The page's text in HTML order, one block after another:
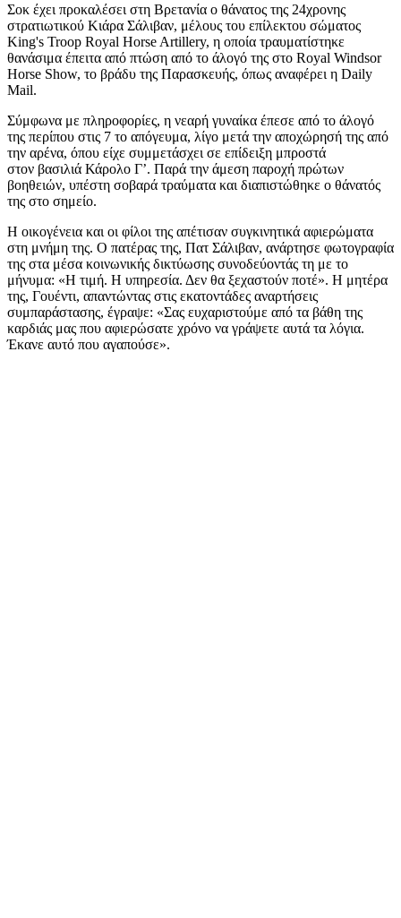
Σοκ έχει προκαλέσει στη Βρετανία ο θάνατος της 24χρονης
στρατιωτικού Κιάρα Σάλιβαν, μέλους του επίλεκτου σώματος
King's Troop Royal Horse Artillery, η οποία τραυματίστηκε
θανάσιμα έπειτα από πτώση από το άλογό της στο Royal Windsor
Horse Show, το βράδυ της Παρασκευής, όπως αναφέρει η Daily
Mail.
Σύμφωνα με πληροφορίες, η νεαρή γυναίκα έπεσε από το άλογό
της περίπου στις 7 το απόγευμα, λίγο μετά την αποχώρησή της από
την αρένα, όπου είχε συμμετάσχει σε επίδειξη μπροστά
στον βασιλιά Κάρολο Γ’. Παρά την άμεση παροχή πρώτων
βοηθειών, υπέστη σοβαρά τραύματα και διαπιστώθηκε ο θάνατός
της στο σημείο.
Η οικογένεια και οι φίλοι της απέτισαν συγκινητικά αφιερώματα
στη μνήμη της. Ο πατέρας της, Πατ Σάλιβαν, ανάρτησε φωτογραφία
της στα μέσα κοινωνικής δικτύωσης συνοδεύοντάς τη με το
μήνυμα: «Η τιμή. Η υπηρεσία. Δεν θα ξεχαστούν ποτέ». Η μητέρα
της, Γουέντι, απαντώντας στις εκατοντάδες αναρτήσεις
συμπαράστασης, έγραψε: «Σας ευχαριστούμε από τα βάθη της
καρδιάς μας που αφιερώσατε χρόνο να γράψετε αυτά τα λόγια.
Έκανε αυτό που αγαπούσε».